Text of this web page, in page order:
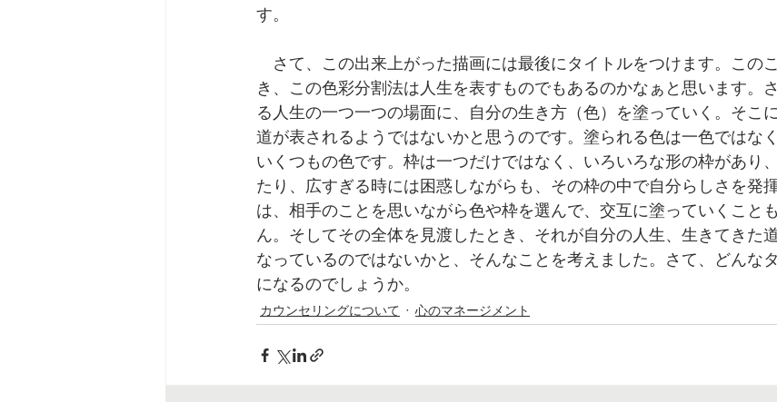
す。
さて、この出来上がった描画には最後にタイトルをつけます。この
き、この色彩分割法は人生を表すものでもあるのかなぁと思います。
る人生の一つ一つの場面に、自分の生き方（色）を塗っていく。そこ
道が表されるようではないかと思うのです。塗られる色は一色ではな
いくつもの色です。枠は一つだけではなく、いろいろな形の枠があり
たり、広すぎる時には困惑しながらも、その枠の中で自分らしさを発
は、相手のことを思いながら色や枠を選んで、交互に塗っていくこと
ん。そしてその全体を見渡したとき、それが自分の人生、生きてきた
なっているのではないかと、そんなことを考えました。さて、どんな
になるのでしょうか。
カウンセリングについて 心のマネージメント